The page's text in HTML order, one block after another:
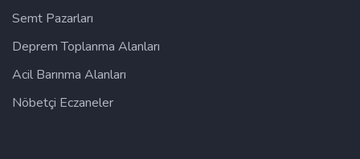
Semt Pazarları
Deprem Toplanma Alanları
Acil Barınma Alanları
Nöbetçi Eczaneler